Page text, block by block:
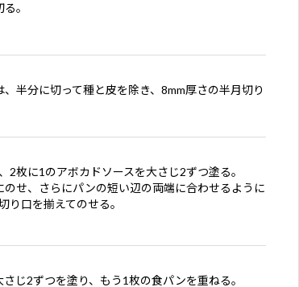
。
半分に切って種と皮を除き、8mm厚さの半月切り
2枚に1のアボカドソースを大さじ2ずつ塗る。
のせ、さらにパンの短い辺の両端に合わせるように
り口を揃えてのせる。
じ2ずつを塗り、もう1枚の食パンを重ねる。